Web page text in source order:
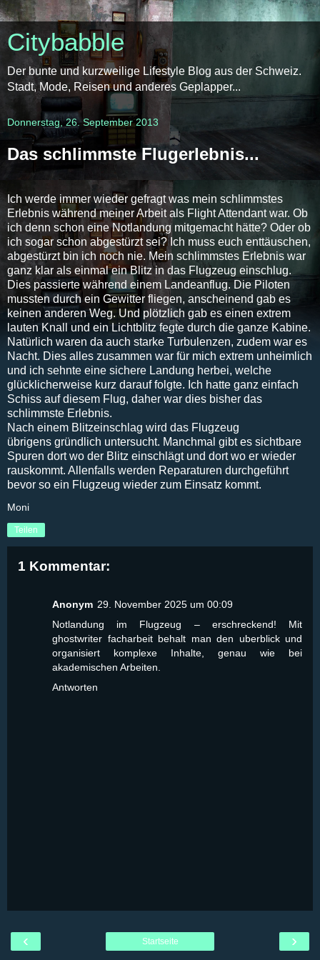
Citybabble
Der bunte und kurzweilige Lifestyle Blog aus der Schweiz.
Stadt, Mode, Reisen und anderes Geplapper...
Donnerstag, 26. September 2013
Das schlimmste Flugerlebnis...
Ich werde immer wieder gefragt was mein schlimmstes
Erlebnis während meiner Arbeit als Flight Attendant war. Ob
ich denn schon eine Notlandung mitgemacht hätte? Oder ob
ich sogar schon abgestürzt sei? Ich muss euch enttäuschen,
abgestürzt bin ich noch nie. Mein schlimmstes Erlebnis war
ganz klar als einmal ein Blitz in das Flugzeug einschlug.
Dies passierte während einem Landeanflug. Die Piloten
mussten durch ein Gewitter fliegen, anscheinend gab es
keinen anderen Weg. Und plötzlich gab es einen extrem
lauten Knall und ein Lichtblitz fegte durch die ganze Kabine.
Natürlich waren da auch starke Turbulenzen, zudem war es
Nacht. Dies alles zusammen war für mich extrem unheimlich
und ich sehnte eine sichere Landung herbei, welche
glücklicherweise kurz darauf folgte. Ich hatte ganz einfach
Schiss auf diesem Flug, daher war dies bisher das
schlimmste Erlebnis.
Nach einem Blitzeinschlag wird das Flugzeug
übrigens gründlich untersucht. Manchmal gibt es sichtbare
Spuren dort wo der Blitz einschlägt und dort wo er wieder
rauskommt. Allenfalls werden Reparaturen durchgeführt
bevor so ein Flugzeug wieder zum Einsatz kommt.
Moni
Teilen
1 Kommentar:
Anonym 29. November 2025 um 00:09
Notlandung im Flugzeug – erschreckend! Mit
ghostwriter facharbeitbehalt man den uberblick und
organisiert komplexe Inhalte, genau wie bei
akademischen Arbeiten.
Antworten
‹ ›
Startseite